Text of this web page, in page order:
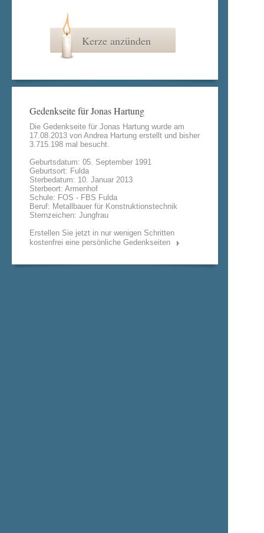
Kerze anzünden
Gedenkseite für Jonas Hartung
Die Gedenkseite für Jonas Hartung wurde am
17.08.2013 von Andrea Hartung erstellt und bisher
3.715.198 mal besucht.
Geburtsdatum: 05. September 1991
Geburtsort: Fulda
Sterbedatum: 10. Januar 2013
Sterbeort: Armenhof
Schule: FOS - FBS Fulda
Beruf: Metallbauer für Konstruktionstechnik
Sternzeichen: Jungfrau
Erstellen Sie jetzt in nur wenigen Schritten
kostenfrei eine persönliche Gedenkseiten